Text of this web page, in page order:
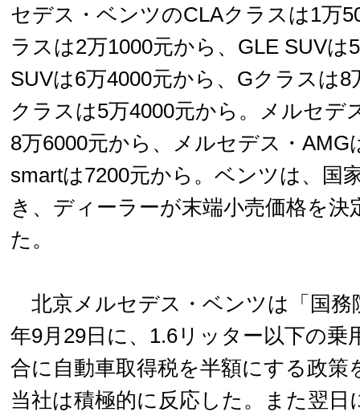
セデス・ベンツのCLAクラスは1万
ラスは2万1000元から、GLE SUVは
SUVは6万4000元から、Gクラスは8
クラスは5万4000元から。メルセデ
8万6000元から、メルセデス・AMG
smartは7200元から。ベンツは、国
き、ディーラーが末端小売価格を決
た。
北京メルセデス・ベンツは「国務
年9月29日に、1.6リッター以下の乗
合に自動車取得税を半額にする政策
当社は積極的に反応した。また翌日